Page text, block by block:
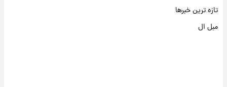
تازه ترین خبرها
مبل ال